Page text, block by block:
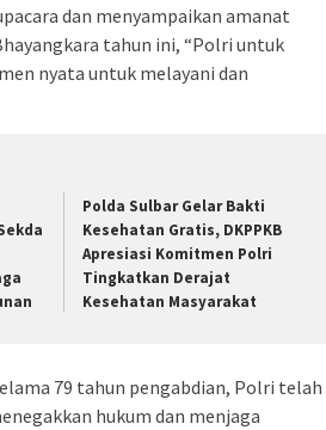
dan menyampaikan amanat
tahun ini, “Polri untuk
nyata untuk melayani dan
Polda Sulbar Gelar Bakti
Kesehatan Gratis, DKPPKB
Apresiasi Komitmen Polri
Tingkatkan Derajat
Kesehatan Masyarakat
79 tahun pengabdian, Polri telah
hukum dan menjaga